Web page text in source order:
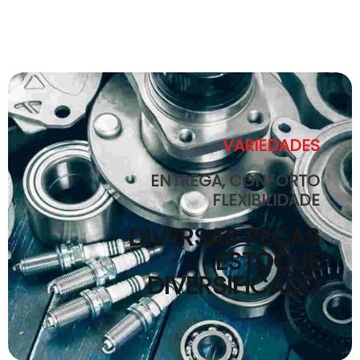
VARIEDADES
ENTREGA, CONFORTO
FLEXIBILIDADE
DIVERSAS PEÇAS
ESTOQUE
DIVERSIFICADO